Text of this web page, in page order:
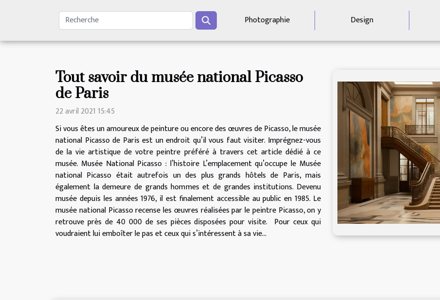
Photographie Design
Tout savoir du musée national Picasso
de Paris
22 avril 2021 15:45
Si vous êtes un amoureux de peinture ou encore des œuvres de Picasso, le musée
national Picasso de Paris est un endroit qu’il vous faut visiter. Imprégnez-vous
de la vie artistique de votre peintre préféré à travers cet article dédié à ce
musée. Musée National Picasso : l’histoire L’emplacement qu’occupe le Musée
national Picasso était autrefois un des plus grands hôtels de Paris, mais
également la demeure de grands hommes et de grandes institutions. Devenu
musée depuis les années 1976, il est finalement accessible au public en 1985. Le
musée national Picasso recense les œuvres réalisées par le peintre Picasso, on y
retrouve près de 40 000 de ses pièces disposées pour visite. Pour ceux qui
voudraient lui emboîter le pas et ceux qui s’intéressent à sa vie...